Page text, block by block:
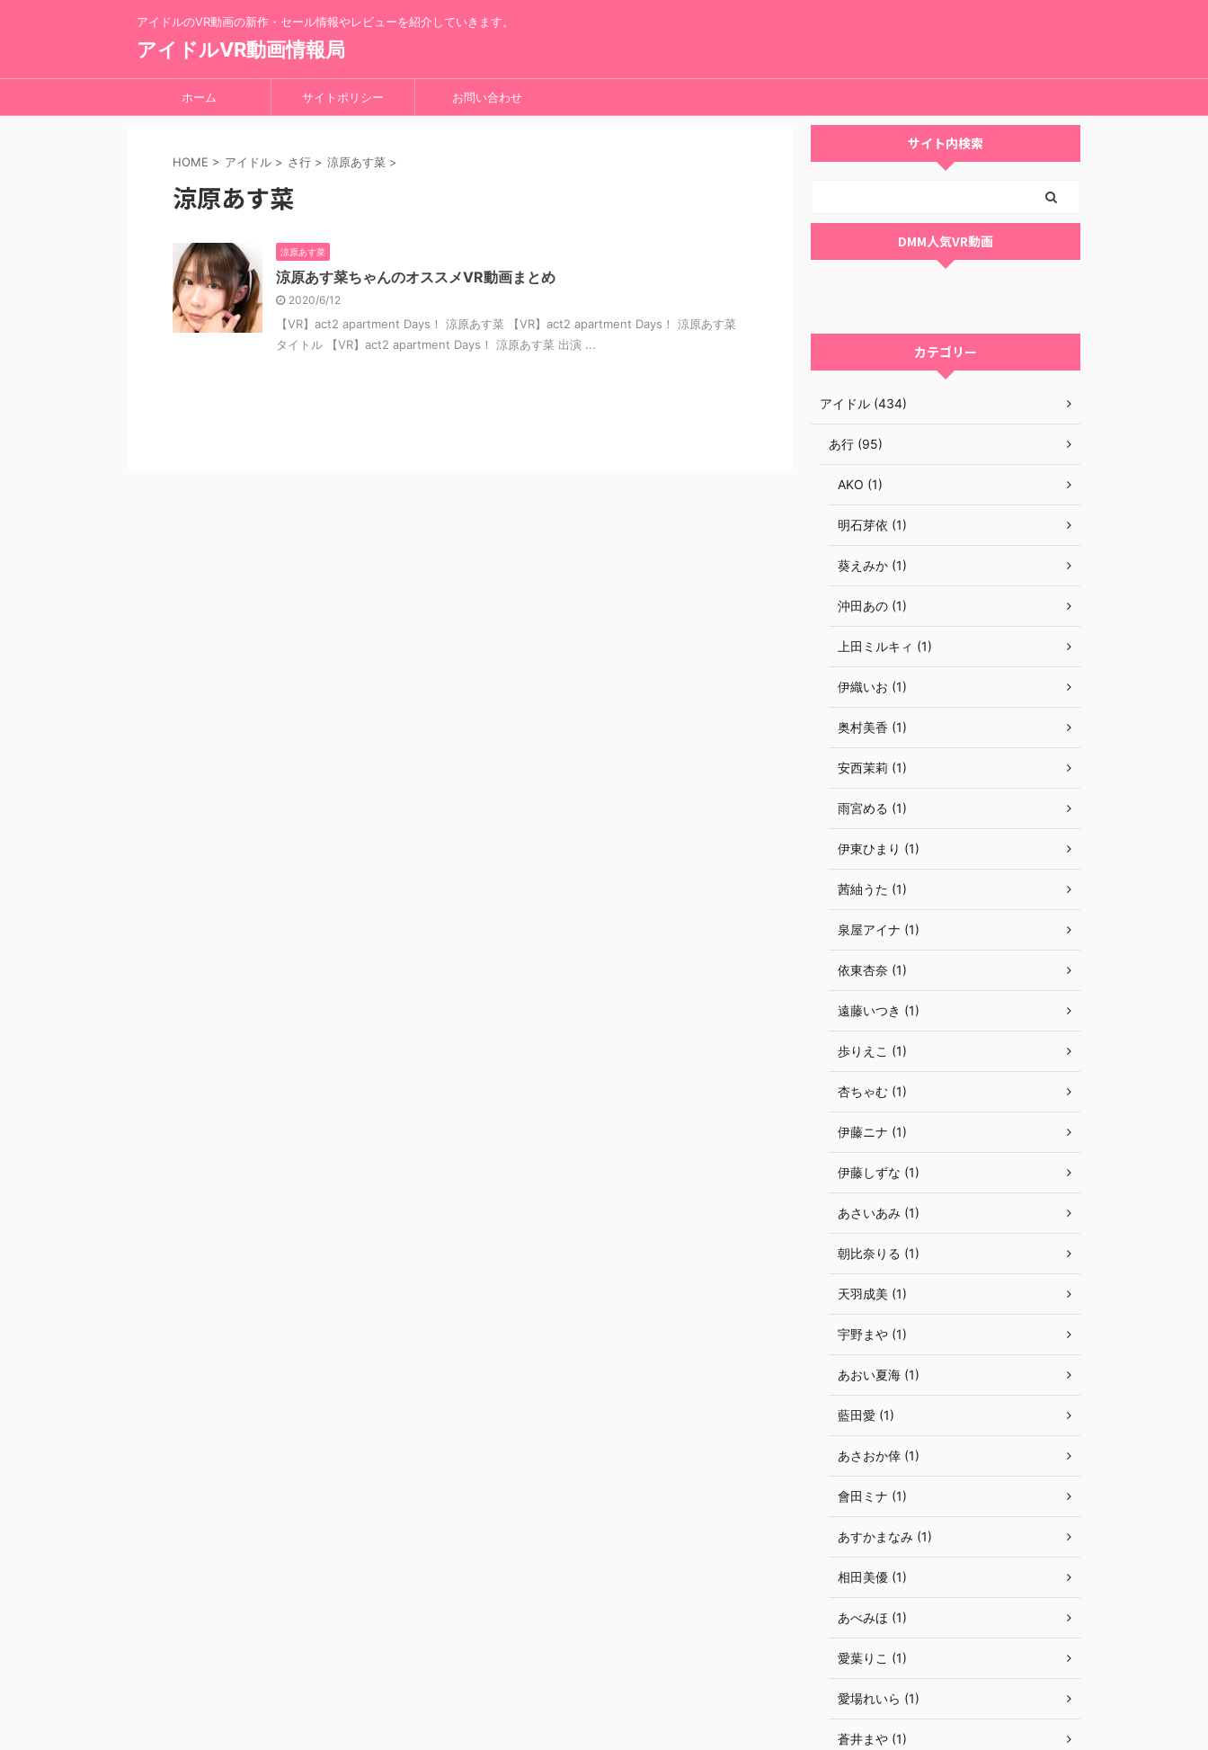
アイドルのVR動画の新作・セール情報やレビューを紹介していきます。
アイドルVR動画情報局
ホーム サイトポリシー お問い合わせ
HOME > アイドル > さ行 > 涼原あす菜 >
涼原あす菜
涼原あす菜
涼原あす菜ちゃんのオススメVR動画まとめ
2020/6/12
【VR】act2 apartment Days！ 涼原あす菜 【VR】act2 apartment Days！ 涼原あす菜
タイトル 【VR】act2 apartment Days！ 涼原あす菜 出演 ...
サイト内検索
DMM人気VR動画
カテゴリー
アイドル (434)
あ行 (95)
AKO (1)
明石芽依 (1)
葵えみか (1)
沖田あの (1)
上田ミルキィ (1)
伊織いお (1)
奥村美香 (1)
安西茉莉 (1)
雨宮める (1)
伊東ひまり (1)
茜紬うた (1)
泉屋アイナ (1)
依東杏奈 (1)
遠藤いつき (1)
歩りえこ (1)
杏ちゃむ (1)
伊藤ニナ (1)
伊藤しずな (1)
あさいあみ (1)
朝比奈りる (1)
天羽成美 (1)
宇野まや (1)
あおい夏海 (1)
藍田愛 (1)
あさおか倖 (1)
會田ミナ (1)
あすかまなみ (1)
相田美優 (1)
あべみほ (1)
愛葉りこ (1)
愛場れいら (1)
蒼井まや (1)